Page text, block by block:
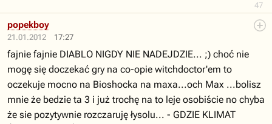
47
21.01.2012 17:27
popekboy
fajnie fajnie DIABLO NIGDY NIE NADEJDZIE... ;) choć nie
mogę się doczekać gry na co-opie witchdoctor'em to
oczekuje mocno na Bioshocka na maxa...och Max ...bolisz
mnie że bedzie ta 3 i już trochę na to leje osobiście no chyba
że sie pozytywnie rozczaruję łysolu... - GDZIE KLIMAT